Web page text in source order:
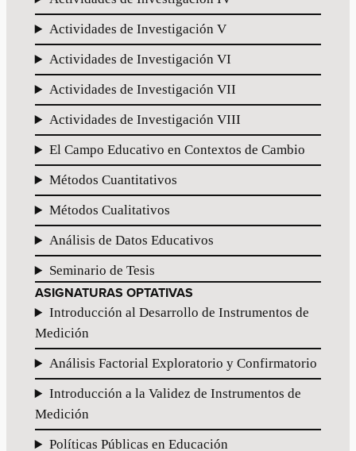
Actividades de Investigación V
Actividades de Investigación VI
Actividades de Investigación VII
Actividades de Investigación VIII
El Campo Educativo en Contextos de Cambio
Métodos Cuantitativos
Métodos Cualitativos
Análisis de Datos Educativos
Seminario de Tesis
ASIGNATURAS OPTATIVAS
Introducción al Desarrollo de Instrumentos de
Medición
Análisis Factorial Exploratorio y Confirmatorio
Introducción a la Validez de Instrumentos de
Medición
Políticas Públicas en Educación